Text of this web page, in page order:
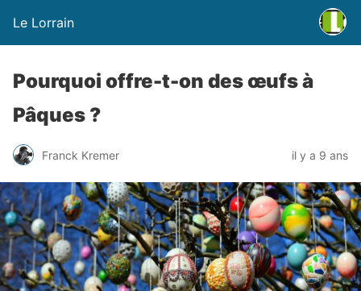
Le Lorrain
Pourquoi offre-t-on des œufs à
Pâques ?
Franck Kremer il y a 9 ans